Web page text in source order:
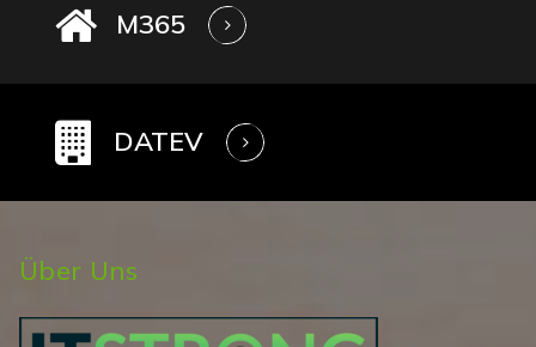
M365
DATEV
Über Uns